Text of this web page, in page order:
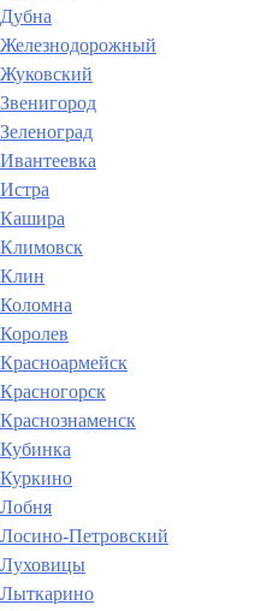
Дубна
Железнодорожный
Жуковский
Звенигород
Зеленоград
Ивантеевка
Истра
Кашира
Климовск
Клин
Коломна
Королев
Красноармейск
Красногорск
Краснознаменск
Кубинка
Куркино
Лобня
Лосино-Петровский
Луховицы
Лыткарино